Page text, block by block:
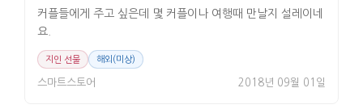
커플들에게 주고 싶은데 몇 커플이나 여행때 만날지 설레이네
요.
지인 선물 해외(미상)
스마트스토어 2018년 09월 01일